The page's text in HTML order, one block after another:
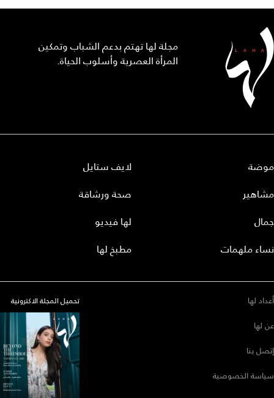
مجلة لها تهتم بدعم الشباب وتمكين
المرأة العصرية وأسلوب الحياة.
موضة
مشاهير
جمال
نساء ملهمات
لايف ستايل
صحة ورشاقة
لها فيديو
مطبخ لها
أعداد لها
عن لها
إتصل بنا
سياسة الخصوصية
تحميل المجلة الاكترونية